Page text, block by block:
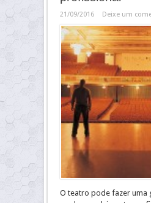
21/09/2016 Deixe um
O teatro pode fazer uma